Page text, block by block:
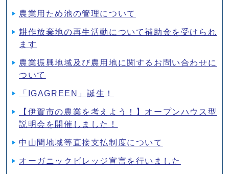
農業用ため池の管理について
耕作放棄地の再生活動について補助金を受けられ
ます
農業振興地域及び農用地に関するお問い合わせに
ついて
「IGAGREEN」誕生！
【伊賀市の農業を考えよう！】オープンハウス型
説明会を開催しました！
中山間地域等直接支払制度について
オーガニックビレッジ宣言を行いました